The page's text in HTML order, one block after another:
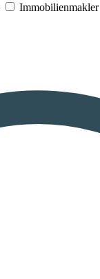
Immobilienmakler